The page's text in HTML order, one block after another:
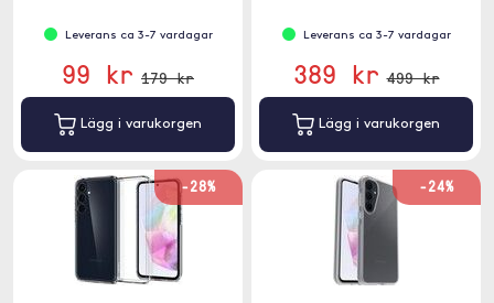
Leverans ca 3-7 vardagar
99 kr 179 kr
Lägg i varukorgen
Leverans ca 3-7 vardagar
389 kr 499 kr
Lägg i varukorgen
-28% -24%